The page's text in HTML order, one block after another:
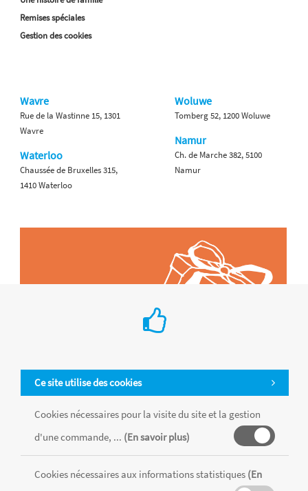
Ce site utilise des cookies
Cookies nécessaires pour la visite du site et la gestion
d'une commande, ... (En savoir plus)
Cookies nécessaires aux informations statistiques (En
Remises spéciales
Gestion des cookies
Wavre
Rue de la Wastinne 15, 1301
Wavre
Waterloo
Chaussée de Bruxelles 315,
1410 Waterloo
Woluwe
Tomberg 52, 1200 Woluwe
Namur
Ch. de Marche 382, 5100
Namur
Tous les produits sont vendus dans la limite des stocks disponibles de
chaque magasin, toutes taxes comprises.